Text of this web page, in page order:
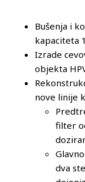
Bušenja i
kapaciteta
Izrade
objekta
nove linije
filter
dva